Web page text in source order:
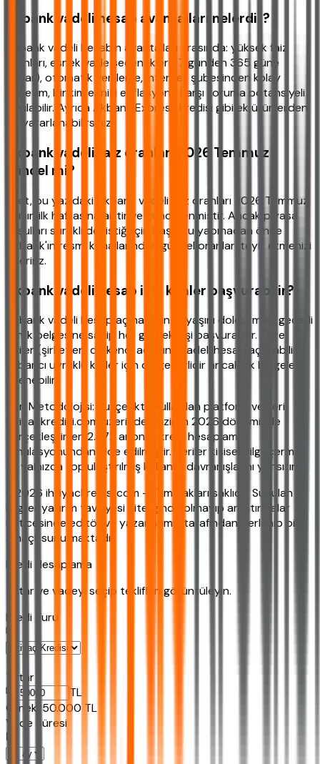
Akbank vadeli hesap avantajları nelerdir?
Akbank vadeli hesabın avantajları arasında: yüksek faiz
oranları, esnek vade seçenekleri (7 günden 365 güne
kadar), otomatik yenileme, internet şubesinden kolay
yönetim, birikimlerinizi enflasyona karşı koruma potansiyeli
sayılabilir. Ayrıca Akbank Express kredisi gibi ek ürünlerden
de yararlanabilirsiniz.
Akbank vadeli faiz oranları 2026 Temmuz
güncel mi?
Evet, bu yazıdaki Akbank vadeli faiz oranları 2026 Temmuz
ayının ilk haftasına aittir ve güncellenmiştir. Ancak piyasa
koşulları sürekli değiştiği için başvuru yapmadan önce
Akbank'ın resmi kanallarından güncel oranları teyit etmenizi
öneririz.
Akbank vadeli hesap için kimler başvurabilir?
Akbank vadeli hesap açmak için 18 yaşını doldurmuş, geçerli
kimlik belgesine sahip her gerçek kişi başvurabilir. Tüzel
kişiler (şirketler) de kendi adlarına vadeli hesap açtırabilir.
Yabancı uyruklu kişiler için de geçerlidir ancak ek belgeler
istenebilir.
Veri Metodolojisi: Bu içerikte kullanılan platform verileri,
ihtiyackredisi.com üzerinde Haziran 2026 döneminde
gerçekleştirilen 2.872 anonim kredi hesaplama
simülasyonundan elde edilmiştir. Veriler kişisel bilgi içermez
ve yalnızca toplulaştırılmış kullanıcı davranışlarını yansıtır.
©2026 ihtiyackredisi.com - Tüm hakları saklıdır. Sunulan
bilgiler yatırım tavsiyesi niteliğinde olmayıp araştırmalar
neticesinde editör ve yazarlarımız tarafından derlenip bilgi
amaçlı sunulmaktadır.
Kredi Hesaplama
Tutar ve vadeyi seçip teklifleri görüntüleyin.
Kredi Turu
Tutar
TL
Ornek: 50.000 TL
Vade Süresi